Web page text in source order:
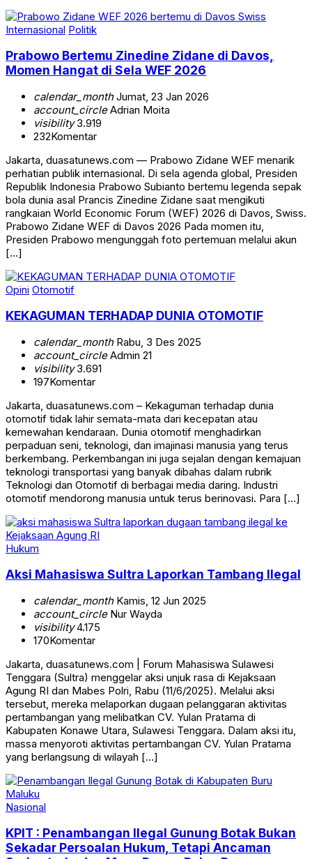
Internasional Politik
Prabowo Bertemu Zinedine Zidane di Davos,
Momen Hangat di Sela WEF 2026
calendar_monthJumat, 23 Jan 2026
account_circleAdrian Moita
visibility3.919
232Komentar
Jakarta, duasatunews.com — Prabowo Zidane WEF menarik
perhatian publik internasional. Di sela agenda global, Presiden
Republik Indonesia Prabowo Subianto bertemu legenda sepak
bola dunia asal Prancis Zinedine Zidane saat mengikuti
rangkaian World Economic Forum (WEF) 2026 di Davos, Swiss.
Prabowo Zidane WEF di Davos 2026 Pada momen itu,
Presiden Prabowo mengunggah foto pertemuan melalui akun
[…]
Opini Otomotif
KEKAGUMAN TERHADAP DUNIA OTOMOTIF
calendar_monthRabu, 3 Des 2025
account_circleAdmin 21
visibility3.691
197Komentar
Jakarta, duasatunews.com – Kekaguman terhadap dunia
otomotif tidak lahir semata-mata dari kecepatan atau
kemewahan kendaraan. Dunia otomotif menghadirkan
perpaduan seni, teknologi, dan imajinasi manusia yang terus
berkembang. Perkembangan ini juga sejalan dengan kemajuan
teknologi transportasi yang banyak dibahas dalam rubrik
Teknologi dan Otomotif di berbagai media daring. Industri
otomotif mendorong manusia untuk terus berinovasi. Para […]
Hukum
Aksi Mahasiswa Sultra Laporkan Tambang Ilegal
calendar_monthKamis, 12 Jun 2025
account_circleNur Wayda
visibility4.175
170Komentar
Jakarta, duasatunews.com | Forum Mahasiswa Sulawesi
Tenggara (Sultra) menggelar aksi unjuk rasa di Kejaksaan
Agung RI dan Mabes Polri, Rabu (11/6/2025). Melalui aksi
tersebut, mereka melaporkan dugaan pelanggaran aktivitas
pertambangan yang melibatkan CV. Yulan Pratama di
Kabupaten Konawe Utara, Sulawesi Tenggara. Dalam aksi itu,
massa menyoroti aktivitas pertambangan CV. Yulan Pratama
yang berlangsung di wilayah […]
Nasional
KPIT : Penambangan Ilegal Gunung Botak Bukan
Sekadar Persoalan Hukum, Tetapi Ancaman